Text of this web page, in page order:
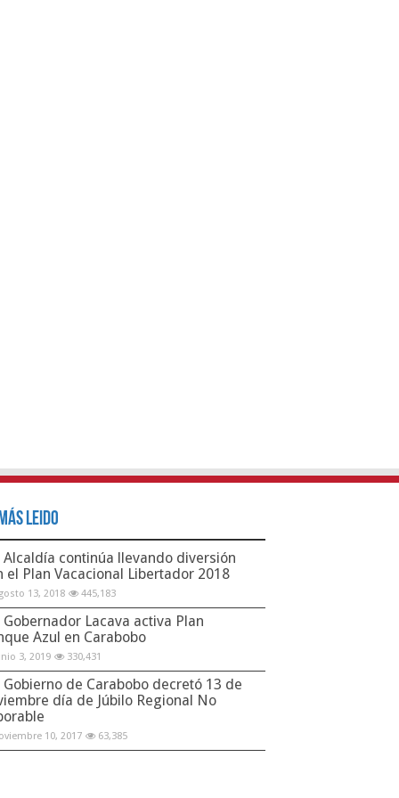
Leido
Alcaldía continúa llevando diversión
el Plan Vacacional Libertador 2018
13, 2018 445,183
Gobernador Lacava activa Plan
Azul en Carabobo
3, 2019 330,431
Gobierno de Carabobo decretó 13 de
día de Júbilo Regional No
10, 2017 63,385